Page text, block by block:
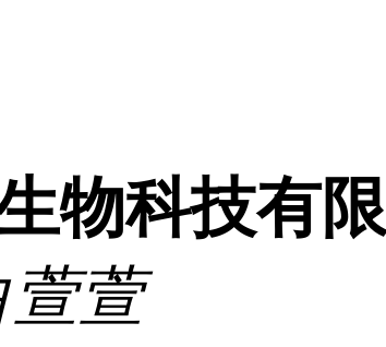
物科技有
萱萱